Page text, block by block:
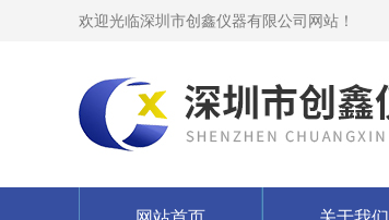
欢迎光临深圳市创鑫仪器有限公司网站！